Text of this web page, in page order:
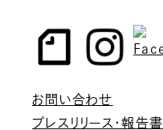
お問い合わせ
プレスリリース・報告書